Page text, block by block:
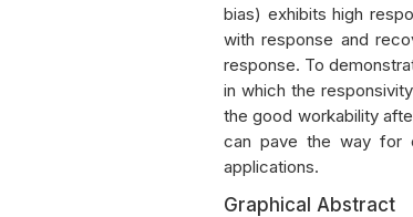
bias) exhibits high
with response and
response. To
in which the
the good workability
can pave the way for
applications.
Graphical Abstract